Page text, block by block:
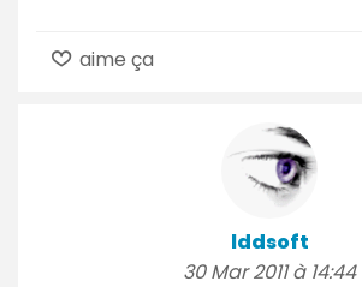
aime ça
lddsoft
30 Mar 2011 à 14:44